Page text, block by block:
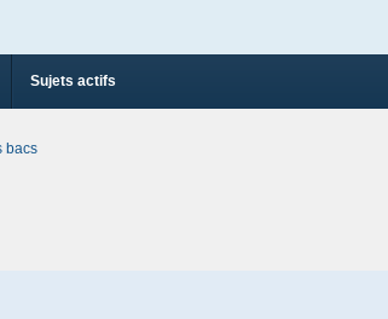
Sujets actifs
bacs